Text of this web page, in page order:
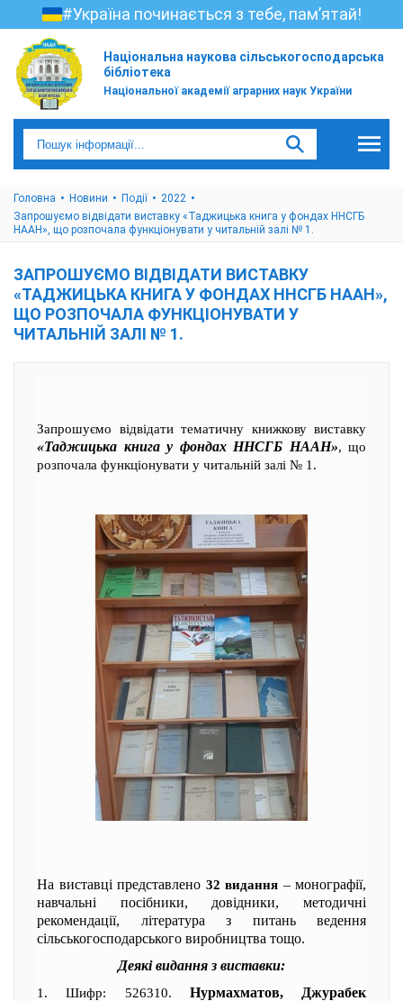
#Україна починається з тебе, пам’ятай!
Національна наукова сільськогосподарська
бібліотека
Національної академії аграрних наук України
Головна Новини Події
2022
Запрошуємо відвідати виставку «Таджицька книга у фондах ННСГБ
НААН», що розпочала функціонувати у читальній залі № 1.
ЗАПРОШУЄМО ВІДВІДАТИ ВИСТАВКУ
«ТАДЖИЦЬКА КНИГА У ФОНДАХ ННСГБ НААН»,
ЩО РОЗПОЧАЛА ФУНКЦІОНУВАТИ У
ЧИТАЛЬНІЙ ЗАЛІ № 1.
Запрошуємо відвідати тематичну книжкову виставку
«Таджицька книга у фондах ННСГБ НААН», що
розпочала функціонувати у читальній залі № 1.
На виставці представлено 32 видання – монографії,
навчальні посібники, довідники, методичні
рекомендації, література з питань ведення
сільськогосподарського виробництва тощо.
Деякі видання з виставки:
1. Шифр: 526310. Нурмахматов, Джурабек